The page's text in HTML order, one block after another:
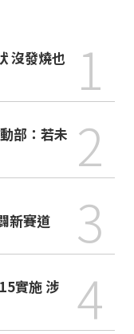
1
部：若未 2
新賽道 3
實施 涉
4